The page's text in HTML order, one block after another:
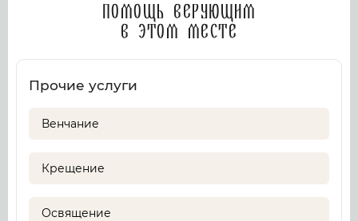
Помощь верующим
в этом месте
Прочие услуги
Венчание
Крещение
Освящение